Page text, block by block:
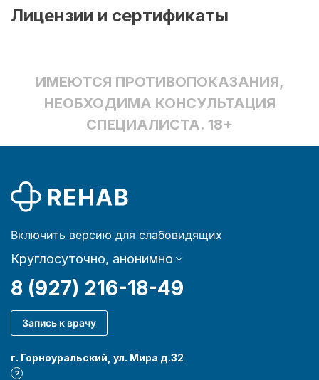
Лицензии и сертификаты
ИМЕЮТСЯ ПРОТИВОПОКАЗАНИЯ,
НЕОБХОДИМА КОНСУЛЬТАЦИЯ
СПЕЦИАЛИСТА. 18+
Включить версию для слабовидящих
Круглосуточно, анонимно
8 (927) 216-18-49
Запись к врачу
г. Горноуральский, ул. Мира д.32
?